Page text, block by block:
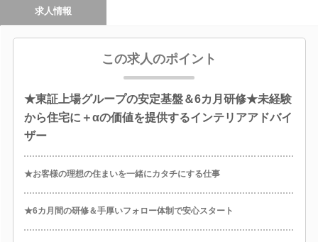
求人情報
この求人のポイント
★東証上場グループの安定基盤＆6カ月研修★未経験
から住宅に＋αの価値を提供するインテリアアドバイ
ザー
★お客様の理想の住まいを一緒にカタチにする仕事
★6カ月間の研修＆手厚いフォロー体制で安心スタート